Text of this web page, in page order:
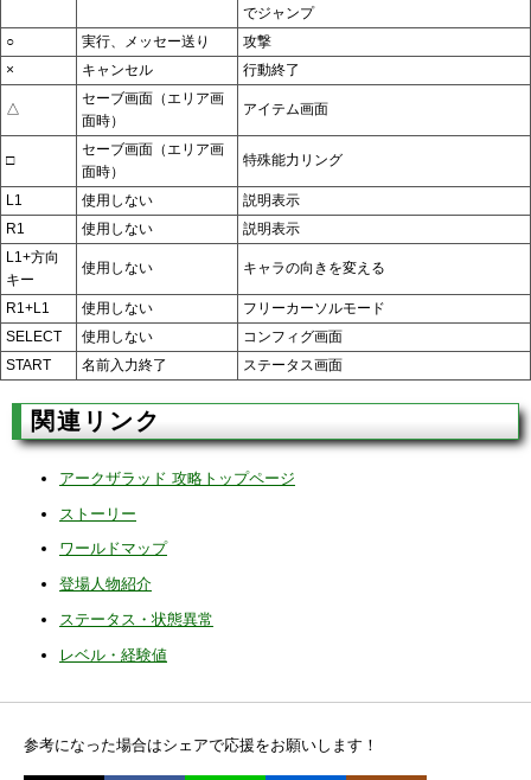
でジャンプ
○
実行、メッセー送り
攻撃
×
キャンセル 行動終了
△
セーブ画面（エリア画
面時）
アイテム画面
□
セーブ画面（エリア画
面時）
特殊能力リング
L1 使用しない
説明表示
R1
使用しない
説明表示
L1+方向
キー
使用しない キャラの向きを変える
R1+L1 使用しない
フリーカーソルモード
SELECT
使用しない
コンフィグ画面
START
名前入力終了 ステータス画面
関連リンク
アークザラッド 攻略トップページ
ストーリー
ワールドマップ
登場人物紹介
ステータス・状態異常
レベル・経験値
参考になった場合はシェアで応援をお願いします！